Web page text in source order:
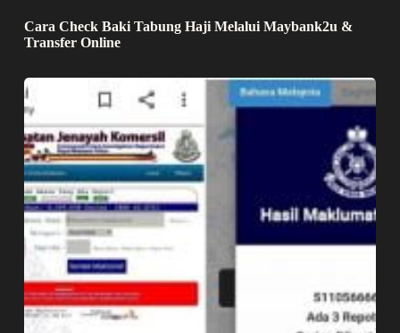
Cara Check Baki Tabung Haji Melalui Maybank2u &
Transfer Online